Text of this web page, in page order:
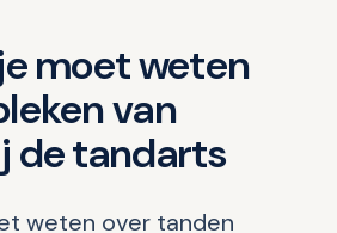
moet weten
van
de tandarts
weten over tanden